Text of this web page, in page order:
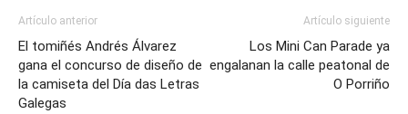
Artículo anterior
El tomiñés Andrés Álvarez
gana el concurso de diseño de
la camiseta del Día das Letras
Galegas
Artículo siguiente
Los Mini Can Parade ya
engalanan la calle peatonal de
O Porriño